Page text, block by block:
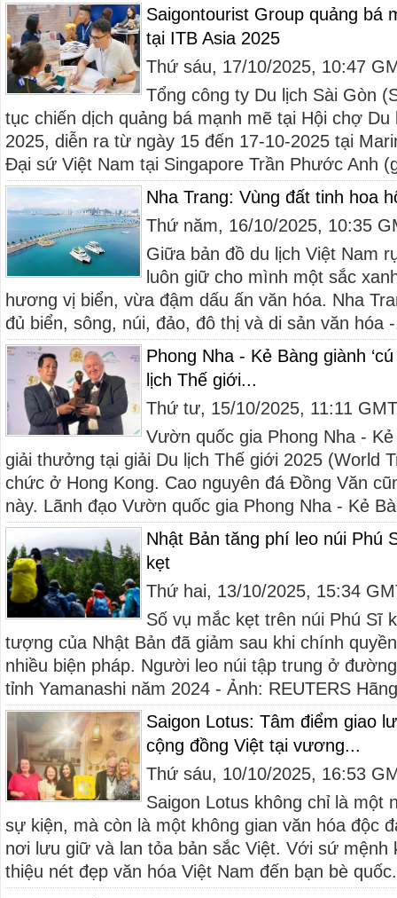
Saigontourist Group quảng bá
tại ITB Asia 2025
Thứ sáu, 17/10/2025, 10:47
Tổng công ty Du lịch Sài Gòn
tục chiến dịch quảng bá mạnh mẽ tại Hội chợ Du
2025, diễn ra từ ngày 15 đến 17-10-2025 tại
Đại sứ Việt Nam tại Singapore Trần Phước Anh
Nha Trang: Vùng đất tinh hoa
Thứ năm, 16/10/2025, 10:35
Giữa bản đồ du lịch Việt Nam
luôn giữ cho mình một sắc
hương vị biển, vừa đậm dấu ấn văn hóa. Nha
đủ biển, sông, núi, đảo, đô thị và di sản văn hóa
Phong Nha - Kẻ Bàng giành
lịch Thế giới...
Thứ tư, 15/10/2025, 11:11
Vườn quốc gia Phong Nha -
giải thưởng tại giải Du lịch Thế giới 2025 (World
chức ở Hong Kong. Cao nguyên đá Đồng Văn
này. Lãnh đạo Vườn quốc gia Phong Nha - Kẻ
Nhật Bản tăng phí leo núi Phú
kẹt
Thứ hai, 13/10/2025, 15:34
Số vụ mắc kẹt trên núi Phú Sĩ
tượng của Nhật Bản đã giảm sau khi chính
nhiều biện pháp. Người leo núi tập trung ở
tỉnh Yamanashi năm 2024 - Ảnh: REUTERS
Saigon Lotus: Tâm điểm giao
cộng đồng Việt tại vương...
Thứ sáu, 10/10/2025, 16:53
Saigon Lotus không chỉ là một
sự kiện, mà còn là một không gian văn hóa độc
nơi lưu giữ và lan tỏa bản sắc Việt. Với sứ mệnh
thiệu nét đẹp văn hóa Việt Nam đến bạn bè